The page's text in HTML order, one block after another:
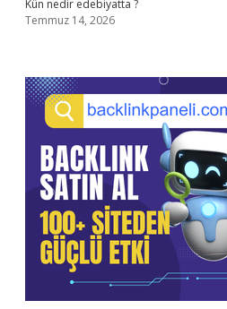
Kün nedir edebiyatta ?
Temmuz 14, 2026